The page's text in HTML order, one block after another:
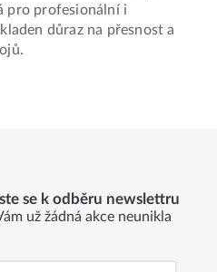
pro profesionální i
důraz na přesnost a
se k odběru newslettru
už žádná akce neunikla